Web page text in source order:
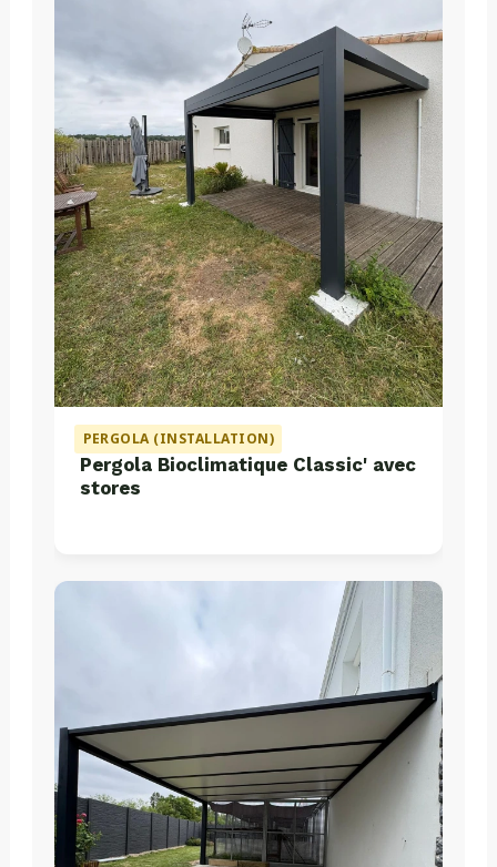
PERGOLA (INSTALLATION)
Pergola Bioclimatique Classic' avec
stores